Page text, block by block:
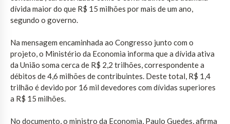
dívida maior do que R$ 15 milhões por mais de um ano,
segundo o governo.
Na mensagem encaminhada ao Congresso junto com o
projeto, o Ministério da Economia informa que a dívida ativa
da União soma cerca de R$ 2,2 trilhões, correspondente a
débitos de 4,6 milhões de contribuintes. Deste total, R$ 1,4
trilhão é devido por 16 mil devedores com dívidas superiores
a R$ 15 milhões.
No documento, o ministro da Economia, Paulo Guedes, afirma